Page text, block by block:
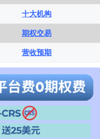
十大机构
期权交易
营收预期